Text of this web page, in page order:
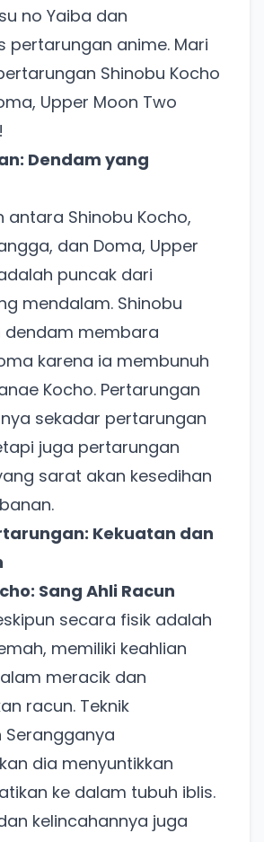
no Yaiba dan
pertarungan anime. Mari
Shinobu Kocho
Upper Moon Two
Dendam yang
antara Shinobu Kocho,
dan Doma, Upper
puncak dari
mendalam. Shinobu
dendam membara
karena ia membunuh
Kocho. Pertarungan
sekadar pertarungan
juga pertarungan
sarat akan kesedihan
Kekuatan dan
Sang Ahli Racun
secara fisik adalah
memiliki keahlian
meracik dan
racun. Teknik
Serangganya
dia menyuntikkan
ke dalam tubuh iblis.
kelincahannya juga